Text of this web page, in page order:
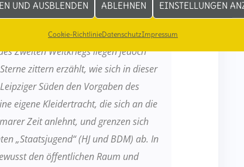
UND AUSBLENDEN ABLEHNEN EINSTELLUNGEN
Cookie-RichtlinieDatenschutzImpressum
Opposition gegen das Regime ist aus
Untergrund oder ins Exil getrieben
Zweiten Weltkriegs liegen jedoch
zittern erzählt, wie sich in dieser
Süden den Vorgaben des
eigene Kleidertracht, die sich an die
Zeitanlehnt, und grenzen sich
„Staatsjugend“ (HJ und BDM) ab. In
den öffentlichen Raum und